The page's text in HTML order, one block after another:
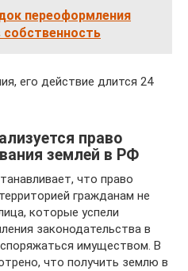
переоформления
собственность
его действие длится 24
право
землей в РФ
что право
гражданам не
которые успели
законодательства в
имуществом. В
что получить землю в